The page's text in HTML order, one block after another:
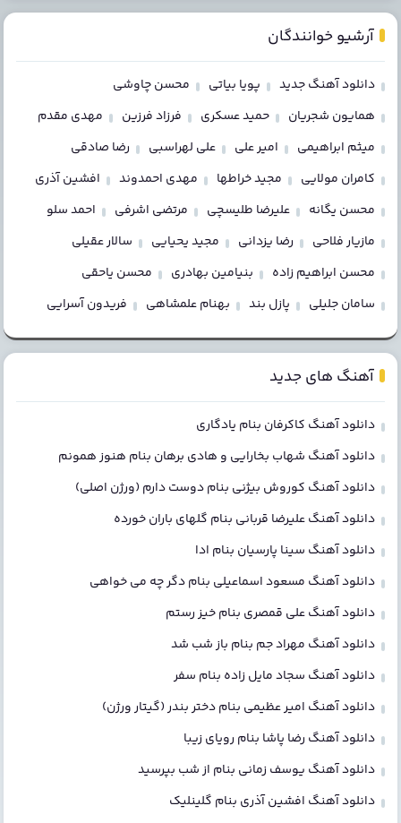
آرشیو خوانندگان
دانلود آهنگ جدید پویا بیاتی
محسن چاوشی
همایون شجریان
حمید عسکری فرزاد فرزین
مهدی مقدم
میثم ابراهیمی
امیر علی علی لهراسبی
رضا صادقی
کامران مولایی
مجید خراطها مهدی احمدوند
افشین آذری
محسن یگانه
علیرضا طلیسچی مرتضی اشرفی
احمد سلو
مازیار فلاحی
رضا یزدانی مجید یحیایی
سالار عقیلی
محسن ابراهیم زاده
بنیامین بهادری
محسن یاحقی
سامان جلیلی
پازل بند بهنام علمشاهی فریدون آسرایی
آهنگ های جدید
دانلود آهنگ کاکرفان بنام یادگاری
دانلود آهنگ شهاب بخارایی و هادی برهان بنام هنوز همونم
دانلود آهنگ کوروش بیژنی بنام دوست دارم (ورژن اصلی)
دانلود آهنگ علیرضا قربانی بنام گلهای باران خورده
دانلود آهنگ سینا پارسیان بنام ادا
دانلود آهنگ مسعود اسماعیلی بنام دگر چه می خواهی
دانلود آهنگ علی قمصری بنام خیز رستم
دانلود آهنگ مهراد جم بنام باز شب شد
دانلود آهنگ سجاد مایل زاده بنام سفر
دانلود آهنگ امیر عظیمی بنام دختر بندر (گیتار ورژن)
دانلود آهنگ رضا پاشا بنام رویای زیبا
دانلود آهنگ یوسف زمانی بنام از شب بپرسید
دانلود آهنگ افشین آذری بنام گلینلیک